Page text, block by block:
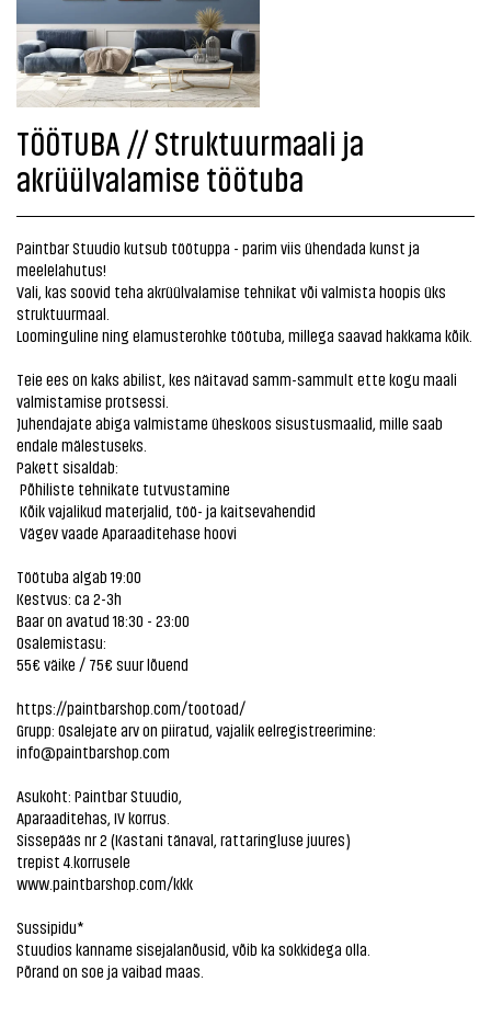
TÖÖTUBA // Struktuurmaali ja
akrüülvalamise töötuba
Paintbar Stuudio kutsub töötuppa - parim viis ühendada kunst ja
meelelahutus!
Vali, kas soovid teha akrüülvalamise tehnikat või valmista hoopis üks
struktuurmaal.
Loominguline ning elamusterohke töötuba, millega saavad hakkama kõik.
Teie ees on kaks abilist, kes näitavad samm-sammult ette kogu maali
valmistamise protsessi.
Juhendajate abiga valmistame üheskoos sisustusmaalid, mille saab
endale mälestuseks.
Pakett sisaldab:
Põhiliste tehnikate tutvustamine
Kõik vajalikud materjalid, töö- ja kaitsevahendid
Vägev vaade Aparaaditehase hoovi
Töötuba algab 19:00
Kestvus: ca 2-3h
Baar on avatud 18:30 - 23:00
Osalemistasu:
55€ väike / 75€ suur lõuend
https://paintbarshop.com/tootoad/
Grupp: Osalejate arv on piiratud, vajalik eelregistreerimine:
info@paintbarshop.com
Asukoht: Paintbar Stuudio,
Aparaaditehas, IV korrus.
Sissepääs nr 2 (Kastani tänaval, rattaringluse juures)
trepist 4.korrusele
www.paintbarshop.com/kkk
Sussipidu*
Stuudios kanname sisejalanõusid, võib ka sokkidega olla.
Põrand on soe ja vaibad maas.